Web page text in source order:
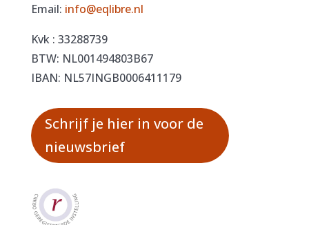
Email: info@eqlibre.nl
Kvk : 33288739
BTW: NL001494803B67
IBAN: NL57INGB0006411179
Schrijf je hier in voor de
nieuwsbrief